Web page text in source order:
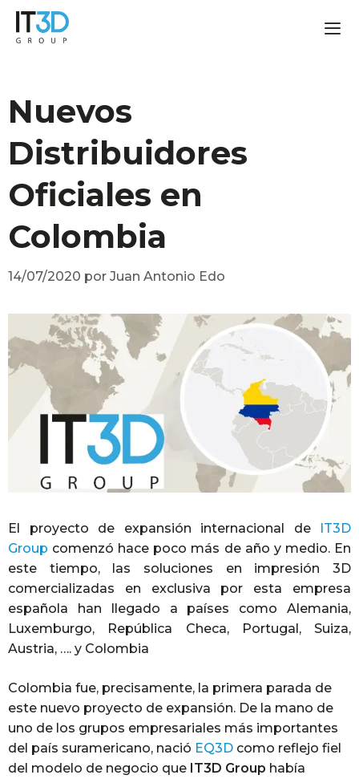
Nuevos
Distribuidores
Oficiales en
Colombia
14/07/2020 por Juan Antonio Edo
El proyecto de expansión internacional de
IT3D
Group comenzó hace poco más de año y medio. En
este tiempo, las soluciones en impresión 3D
comercializadas en exclusiva por esta empresa
española han llegado a países como Alemania,
Luxemburgo, República Checa, Portugal, Suiza,
Austria, …. y Colombia
Colombia fue, precisamente, la primera parada de
este nuevo proyecto de expansión. De la mano de
uno de los grupos empresariales más importantes
del país suramericano, nació EQ3D como reflejo fiel
del modelo de negocio que IT3D Group había